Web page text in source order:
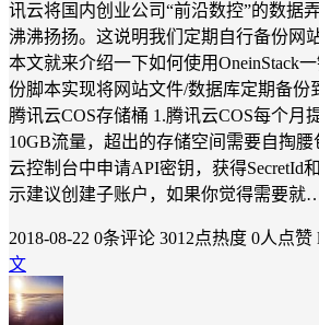
讯云将国内创业公司“前沿数控”的数据
沸沸扬扬。这说明我们定期自行备份网
本文就来介绍一下如何使用OneinStack
份脚本实现将网站文件/数据库定期备份
腾讯云COS存储桶 1.腾讯云COS每个月
10GB流量，超出的存储空间需要自掏
云控制台中申请API密钥，获得SecretId
示建议创建子账户，如果你觉得需要就
2018-08-22 0条评论 3012点热度 0人点赞
文